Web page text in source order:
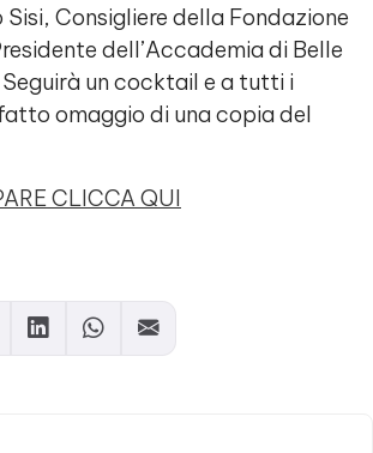
Sisi, Consigliere della Fondazione
dell’Accademia di Belle
un cocktail e a tutti i
omaggio di una copia del
CLICCA QUI